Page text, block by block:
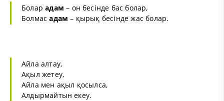
Боларадам – он бесінде бас болар,
Болмасадам – қырық бесінде жас болар.
Айла алтау,
Ақыл жетеу,
Айла мен ақыл қосылса,
Алдырмайтын екеу.